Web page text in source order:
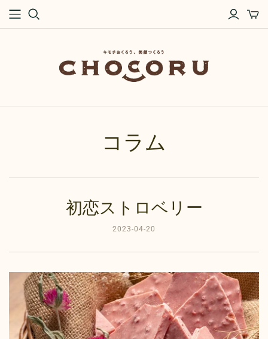
コラム
初恋ストロベリー
2023-04-20